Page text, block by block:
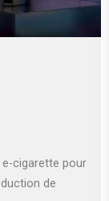
e-cigarette pour
de